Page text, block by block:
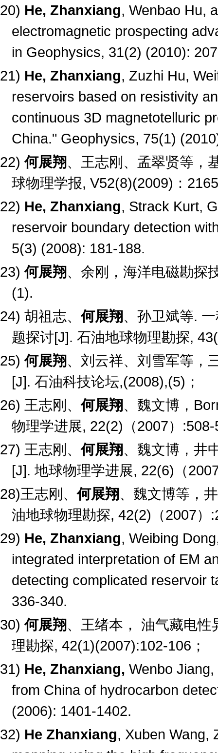
20) He, Zhanxiang, Wenbao Hu,
electromagnetic prospecting
in Geophysics, 31(2) (2010):
21) He, Zhanxiang, Zuzhi Hu,
reservoirs based on resistivity
continuous 3D magnetotelluric
China." Geophysics, 75(1)
22)何展翔、王志刚、孟翠贤等，
球物理学报, V52(8)(2009)：
22) He, Zhanxiang, Strack Kurt,
reservoir boundary detection
5(3) (2008): 181-188.
23)何展翔、余刚，海洋电磁勘探
(1).
24) 胡祖志、何展翔、孙卫斌等.
题探讨[J]. 石油地球物理勘探,
25)何展翔、刘云祥、刘雪军等，
[J]. 石油科技论坛,(2008),(5) ；
26) 王志刚、何展翔、魏文博，
物理学进展, 22(2) （2007）
27) 王志刚、何展翔、魏文博，井
[J]. 地球物理学进展, 22(6) （
28)王志刚、何展翔、魏文博等，
油地球物理勘探, 42(2) （2007）
29) He, Zhanxiang, Weibing
integrated interpretation of EM
detecting complicated reservoir
336-340.
30)何展翔、王绪本， 油气藏电
理勘探, 42(1)(2007):102-106 ；
31) He, Zhanxiang, Wenbo
from China of hydrocarbon
(2006): 1401-1402.
32) He Zhanxiang, Xuben Wang,